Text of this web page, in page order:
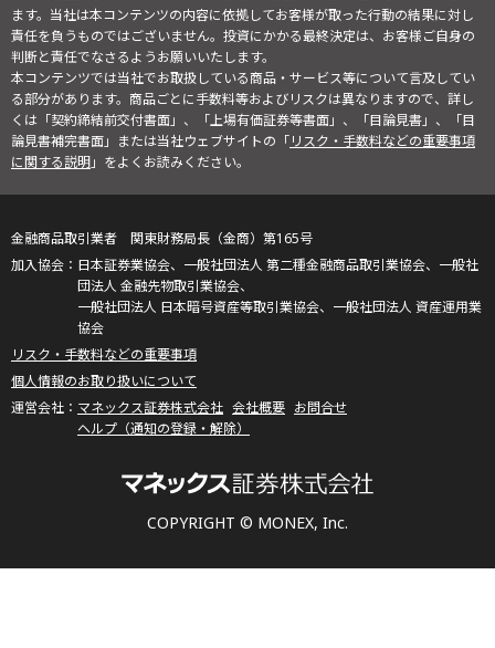
ます。当社は本コンテンツの内容に依拠してお客様が取った行動の結果に対し
責任を負うものではございません。投資にかかる最終決定は、お客様ご自身の
判断と責任でなさるようお願いいたします。
本コンテンツでは当社でお取扱している商品・サービス等について言及してい
る部分があります。商品ごとに手数料等およびリスクは異なりますので、詳し
くは「契約締結前交付書面」、「上場有価証券等書面」、「目論見書」、「目
論見書補完書面」または当社ウェブサイトの「リスク・手数料などの重要事項
に関する説明」をよくお読みください。
COPYRIGHT © MONEX, Inc.
金融商品取引業者 関東財務局長（金商）第165号
日本証券業協会、一般社団法人 第二種金融商品取引業協会、一般社
団法人 金融先物取引業協会、
一般社団法人 日本暗号資産等取引業協会、一般社団法人 資産運用業
協会
リスク・手数料などの重要事項
個人情報のお取り扱いについて
マネックス証券株式会社 会社概要 お問合せ
ヘルプ（通知の登録・解除）